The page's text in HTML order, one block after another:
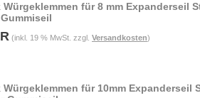
Würgeklemmen für 8 mm Expanderseil
(inkl. 19 % MwSt. zzgl. Versandkosten)
Würgeklemmen für 10mm Expanderseil